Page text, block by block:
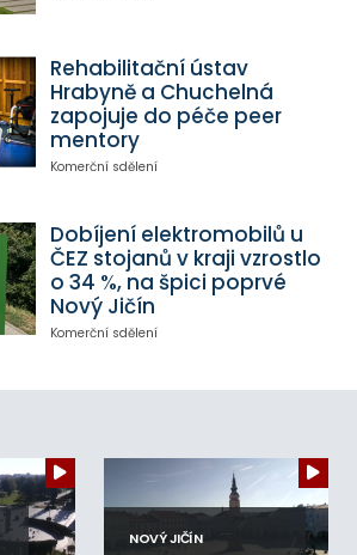
Rehabilitační ústav
Hrabyně a Chuchelná
zapojuje do péče peer
mentory
Komerční sdělení
Dobíjení elektromobilů u
ČEZ stojanů v kraji vzrostlo
o 34 %, na špici poprvé
Nový Jičín
Komerční sdělení
NOVÝ JIČÍN